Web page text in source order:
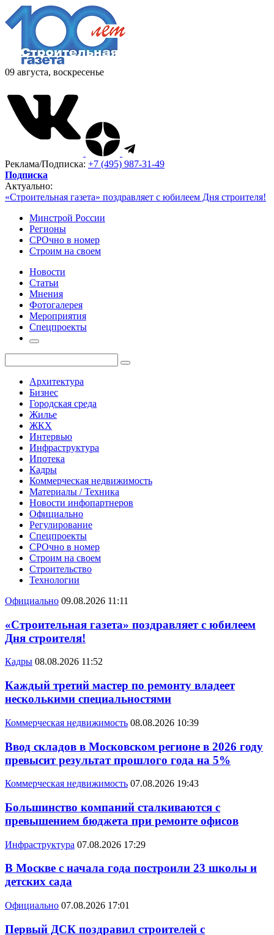
09 августа, воскресенье
Реклама/Подписка: +7 (495) 987-31-49
Подписка
Актуально:
«Строительная газета» поздравляет с юбилеем Дня строителя!
Минстрой России
Регионы
СРОчно в номер
Строим на своем
Новости
Статьи
Мнения
Фотогалерея
Мероприятия
Спецпроекты
Архитектура
Бизнес
Городская среда
Жилье
ЖКХ
Интервью
Инфраструктура
Ипотека
Кадры
Коммерческая недвижимость
Материалы / Техника
Новости инфопартнеров
Официально
Регулирование
Спецпроекты
СРОчно в номер
Строим на своем
Строительство
Технологии
Официально 09.08.2026 11:11
«Строительная газета» поздравляет с юбилеем
Дня строителя!
Кадры 08.08.2026 11:52
Каждый третий мастер по ремонту владеет
несколькими специальностями
Коммерческая недвижимость 08.08.2026 10:39
Ввод складов в Московском регионе в 2026 году
превысит результат прошлого года на 5%
Коммерческая недвижимость 07.08.2026 19:43
Большинство компаний сталкиваются с
превышением бюджета при ремонте офисов
Инфраструктура 07.08.2026 17:29
В Москве с начала года построили 23 школы и
детских сада
Официально 07.08.2026 17:01
Первый ДСК поздравил строителей с